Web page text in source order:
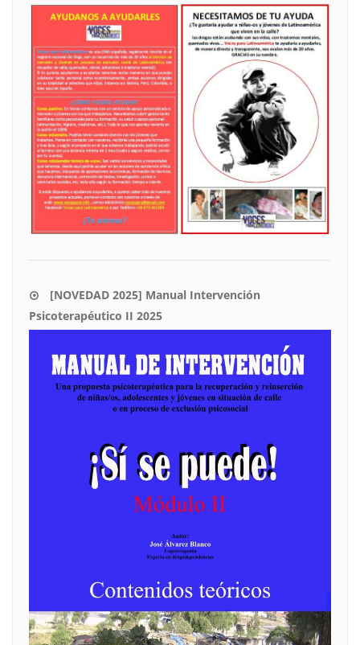
[NOVEDAD 2025] Manual Intervención
Psicoterapéutico II 2025